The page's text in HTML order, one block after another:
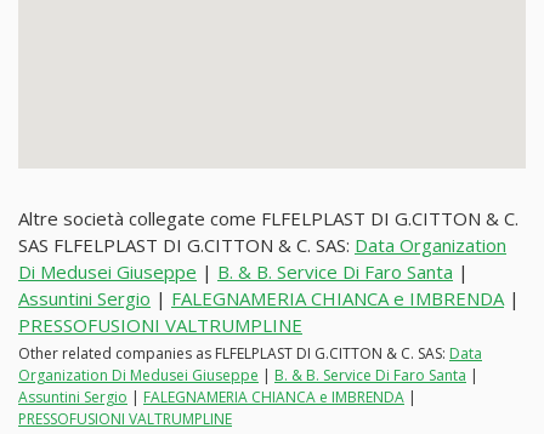
Altre società collegate come FLFELPLAST DI G.CITTON & C.
SAS FLFELPLAST DI G.CITTON & C. SAS: Data Organization
Di Medusei Giuseppe | B. & B. Service Di Faro Santa |
Assuntini Sergio | FALEGNAMERIA CHIANCA e IMBRENDA |
PRESSOFUSIONI VALTRUMPLINE
Other related companies as FLFELPLAST DI G.CITTON & C. SAS: Data
Organization Di Medusei Giuseppe | B. & B. Service Di Faro Santa |
Assuntini Sergio | FALEGNAMERIA CHIANCA e IMBRENDA |
PRESSOFUSIONI VALTRUMPLINE